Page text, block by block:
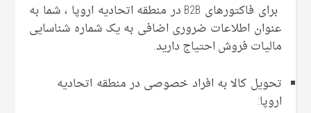
برای فاکتورهای B2B در منطقه اتحادیه اروپا ، شما به
عنوان اطلاعات ضروری اضافی به یک شماره شناسایی
مالیات فروش احتیاج دارید.
تحویل کالا به افراد خصوصی در منطقه اتحادیه
اروپا: